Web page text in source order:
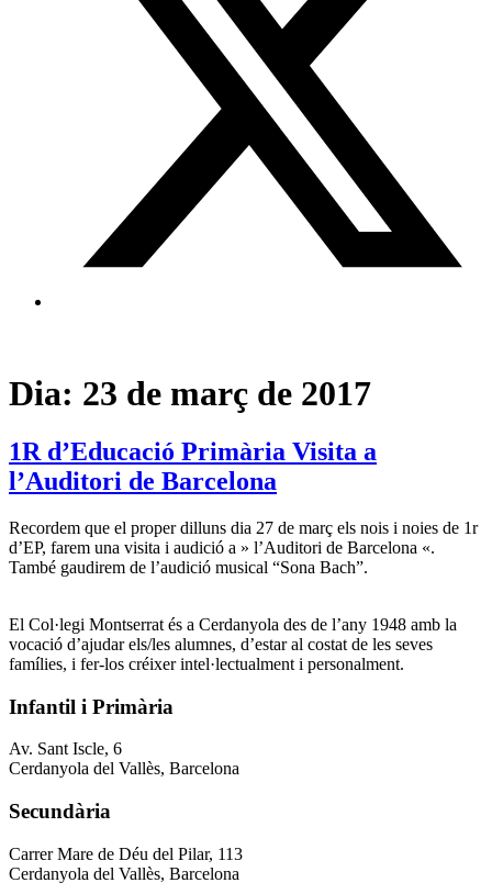
Dia: 23 de març de 2017
1R d’Educació Primària Visita a
l’Auditori de Barcelona
Recordem que el proper dilluns dia 27 de març els nois i noies de 1r
d’EP, farem una visita i audició a » l’Auditori de Barcelona «.
També gaudirem de l’audició musical “Sona Bach”.
El Col·legi Montserrat és a Cerdanyola des de l’any 1948 amb la
vocació d’ajudar els/les alumnes, d’estar al costat de les seves
famílies, i fer-los créixer intel·lectualment i personalment.
Infantil i Primària
Av. Sant Iscle, 6
Cerdanyola del Vallès, Barcelona
Secundària
Carrer Mare de Déu del Pilar, 113
Cerdanyola del Vallès, Barcelona